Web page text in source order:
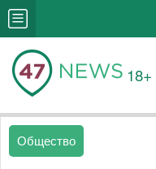
18+
Общество